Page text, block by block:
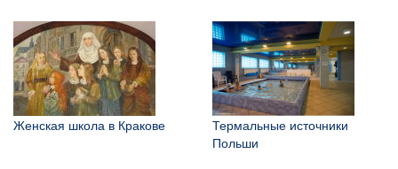
Женская школа в Кракове
Термальные источники
Польши